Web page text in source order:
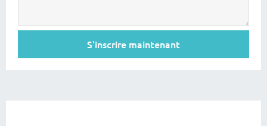
S'inscrire maintenant